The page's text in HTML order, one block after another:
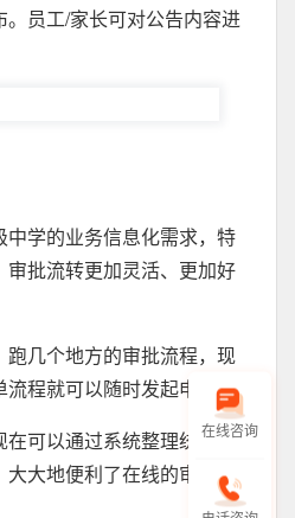
员工/家长可对公告内容进
学的业务信息化需求，特
批流转更加灵活、更加好
几个地方的审批流程，现
程就可以随时发起申请。
可以通过系统整理统计表
大地便利了在线的审批工
在线咨询